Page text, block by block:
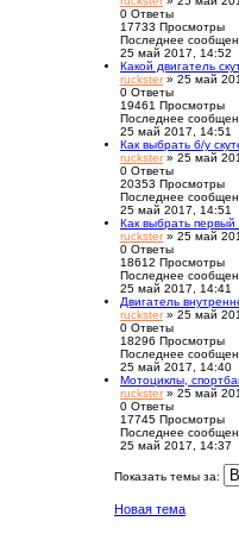
0 Ответы
17733 Просмотры
Последнее
25 май 2017, 14:52
Какой двигатель
ruckster» 25 май
0 Ответы
19461 Просмотры
Последнее
25 май 2017, 14:51
Как выбрать б/у
ruckster» 25 май
0 Ответы
20353 Просмотры
Последнее
25 май 2017, 14:51
Как выбрать первый
ruckster» 25 май
0 Ответы
18612 Просмотры
Последнее
25 май 2017, 14:41
Двигатель
ruckster» 25 май
0 Ответы
18296 Просмотры
Последнее
25 май 2017, 14:40
Мотоциклы,
ruckster» 25 май
0 Ответы
17745 Просмотры
Последнее
25 май 2017, 14:37
Показать темы за:
Новая тема